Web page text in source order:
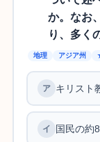
か。なお
り、多く
地理 アジア州
キリスト
国民の約